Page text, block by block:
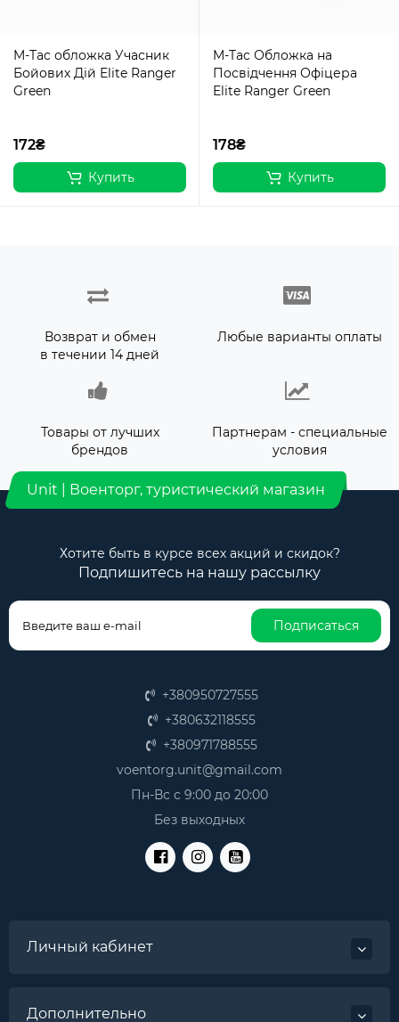
M-Tac обложка Учасник
Бойових Дій Elite Ranger
Green
172₴
Купить
M-Tac Обложка на
Посвідчення Офіцера
Elite Ranger Green
178₴
Купить
Возврат и обмен
в течении 14 дней
Любые варианты оплаты
Товары от лучших
брендов
Партнерам - специальные
условия
Unit | Военторг, туристический магазин
Хотите быть в курсе всех акций и скидок?
Подпишитесь на нашу рассылку
Подписаться
+380950727555
+380632118555
+380971788555
voentorg.unit@gmail.com
Пн-Вс с 9:00 до 20:00
Без выходных
Личный кабинет
Дополнительно